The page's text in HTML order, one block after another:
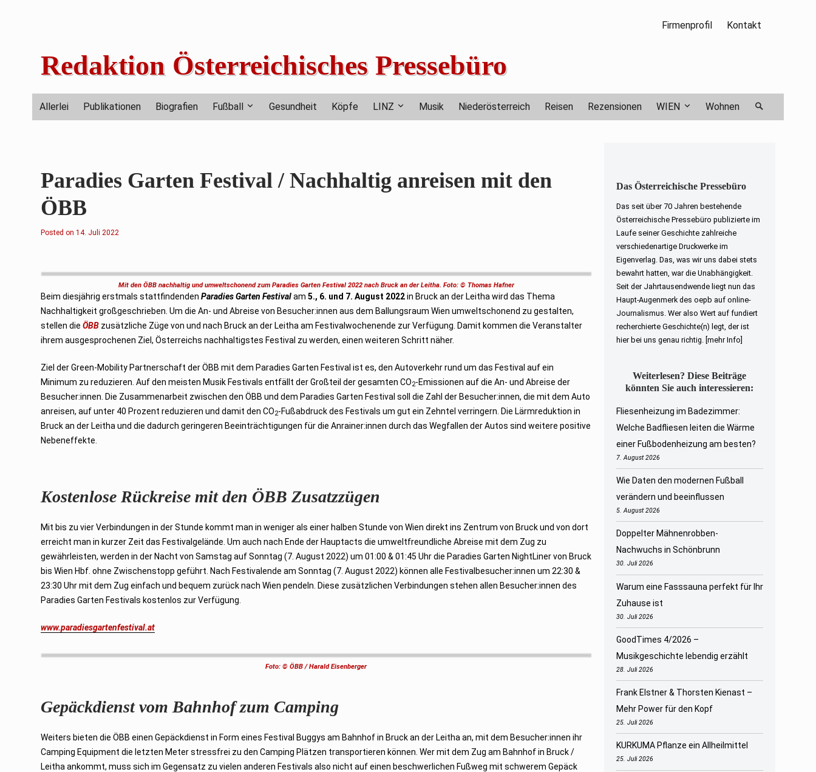
Firmenprofil Kontakt
Redaktion Österreichisches Pressebüro
Allerlei Publikationen Biografien Fußball Gesundheit Köpfe LINZ Musik Niederösterreich Reisen Rezensionen WIEN Wohnen
Paradies Garten Festival / Nachhaltig anreisen mit den
ÖBB
Posted on2
r
r
2
0
3
14. Juli 2022
Mit den ÖBB nachhaltig und umweltschonend zum Paradies Garten Festival 2022 nach Bruck an der Leitha. Foto: © Thomas Hafner
Beim diesjährig erstmals stattfindendenParadies Garten Festivalam5., 6. und 7. August 2022in Bruck an der Leitha wird das Thema
Nachhaltigkeit großgeschrieben. Um die An- und Abreise von Besucher:innen aus dem Ballungsraum Wien umweltschonend zu gestalten,
stellen dieÖBB zusätzliche Züge von und nach Bruck an der Leitha am Festivalwochenende zur Verfügung. Damit kommen die Veranstalter
ihrem ausgesprochenen Ziel, Österreichs nachhaltigstes Festival zu werden, einen weiteren Schritt näher.
Ziel der Green-Mobility Partnerschaft der ÖBB mit dem Paradies Garten Festival ist es, den Autoverkehr rund um das Festival auf ein
Minimum zu reduzieren. Auf den meisten Musik Festivals entfällt der Großteil der gesamten CO2-Emissionen auf die An- und Abreise der
Besucher:innen. Die Zusammenarbeit zwischen den ÖBB und dem Paradies Garten Festival soll die Zahl der Besucher:innen, die mit dem Auto
anreisen, auf unter 40 Prozent reduzieren und damit den CO2-Fußabdruck des Festivals um gut ein Zehntel verringern. Die Lärmreduktion in
Bruck an der Leitha und die dadurch geringeren Beeinträchtigungen für die Anrainer:innen durch das Wegfallen der Autos sind weitere positive
Nebeneffekte.
Kostenlose Rückreise mit den ÖBB Zusatzzügen
Mit bis zu vier Verbindungen in der Stunde kommt man in weniger als einer halben Stunde von Wien direkt ins Zentrum von Bruck und von dort
erreicht man in kurzer Zeit das Festivalgelände. Um auch nach Ende der Hauptacts die umweltfreundliche Abreise mit dem Zug zu
gewährleisten, werden in der Nacht von Samstag auf Sonntag (7. August 2022) um 01:00 & 01:45 Uhr die Paradies Garten NightLiner von Bruck
bis Wien Hbf. ohne Zwischenstopp geführt. Nach Festivalende am Sonntag (7. August 2022) können alle Festivalbesucher:innen um 22:30 &
23:30 Uhr mit dem Zug einfach und bequem zurück nach Wien pendeln. Diese zusätzlichen Verbindungen stehen allen Besucher:innen des
Paradies Garten Festivals kostenlos zur Verfügung.
www.paradiesgartenfestival.at
Foto: © ÖBB / Harald Eisenberger
Gepäckdienst vom Bahnhof zum Camping
Weiters bieten die ÖBB einen Gepäckdienst in Form eines Festival Buggys am Bahnhof in Bruck an der Leitha an, mit dem Besucher:innen ihr
Camping Equipment die letzten Meter stressfrei zu den Camping Plätzen transportieren können. Wer mit dem Zug am Bahnhof in Bruck /
Leitha ankommt, muss sich im Gegensatz zu vielen anderen Festivals also nicht auf einen beschwerlichen Fußweg mit schwerem Gepäck
Das Österreichische Pressebüro
Das seit über 70 Jahren bestehende
Österreichische Pressebüro publizierte im
Laufe seiner Geschichte zahlreiche
verschiedenartige Druckwerke im
Eigenverlag. Das, was wir uns dabei stets
bewahrt hatten, war die Unabhängigkeit.
Seit der Jahrtausendwende liegt nun das
Haupt-Augenmerk des oepb auf online-
Journalismus. Wer also Wert auf fundiert
recherchierte Geschichte(n) legt, der ist
hier bei uns genau richtig. [mehr Info]
Weiterlesen? Diese Beiträge
könnten Sie auch interessieren:
Fliesenheizung im Badezimmer:
Welche Badfliesen leiten die Wärme
einer Fußbodenheizung am besten?
7. August 2026
Wie Daten den modernen Fußball
verändern und beeinflussen
5. August 2026
Doppelter Mähnenrobben-
Nachwuchs in Schönbrunn
30. Juli 2026
Warum eine Fasssauna perfekt für Ihr
Zuhause ist
30. Juli 2026
GoodTimes 4/2026 –
Musikgeschichte lebendig erzählt
28. Juli 2026
Frank Elstner & Thorsten Kienast –
Mehr Power für den Kopf
25. Juli 2026
KURKUMA Pflanze ein Allheilmittel
25. Juli 2026